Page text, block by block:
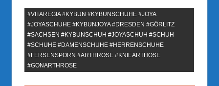
#VITAREGIA #KYBUN #KYBUNSCHUHE #JOYA
#JOYASCHUHE #KYBUNJOYA #DRESDEN #GÖRLITZ
#SACHSEN #KYBUNSCHUH #JOYASCHUH #SCHUH
#SCHUHE #DAMENSCHUHE #HERRENSCHUHE
#FERSENSPORN #ARTHROSE #KNIEARTHOSE
#GONARTHROSE